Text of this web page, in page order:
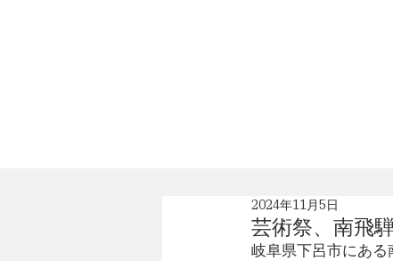
芸術祭、南飛
2024年11月5日
岐阜県下呂市にあ